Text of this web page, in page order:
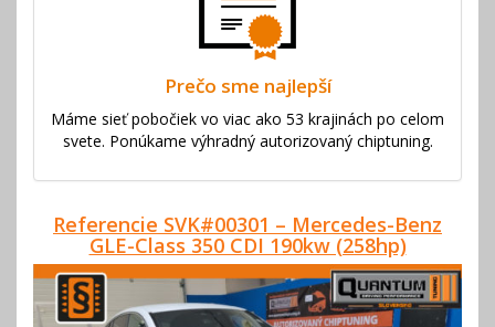
Prečo sme najlepší
Máme sieť pobočiek vo viac ako 53 krajinách po celom
svete. Ponúkame výhradný autorizovaný chiptuning.
Referencie SVK#00301 – Mercedes-Benz
GLE-Class 350 CDI 190kw (258hp)